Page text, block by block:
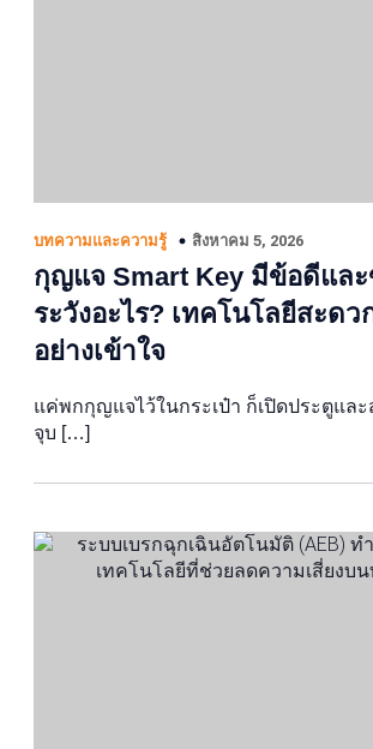
บทความและความรู้ สิงหาคม 5, 2026
กุญแจ Smart Key มีข้อดีแล
ระวังอะไร? เทคโนโลยีสะด
อย่างเข้าใจ
แค่พกกุญแจไว้ในกระเป๋า ก็เปิดประตูแล
จุบ […]